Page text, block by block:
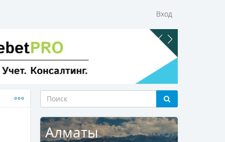
Вход
Алматы